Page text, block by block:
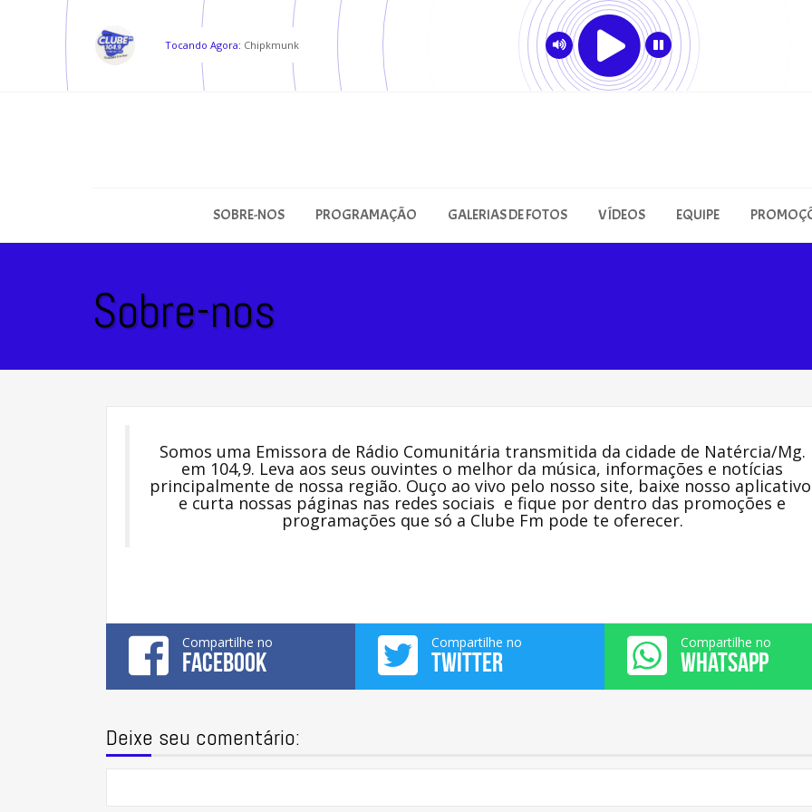
Tocando Agora: Chipkmunk
SOBRE-NOS PROGRAMAÇÃO GALERIAS DE FOTOS VÍDEOS EQUIPE
Sobre-nos
Somos uma Emissora de Rádio Comunitária transmitida da cidade de Natércia/Mg.
em 104,9. Leva aos seus ouvintes o melhor da música, informações e notícias
principalmente de nossa região. Ouço ao vivo pelo nosso site, baixe nosso
e curta nossas páginas nas redes sociais e fique por dentro das promoções e
programações que só a Clube Fm pode te oferecer.
Compartilhe no
FACEBOOK
Compartilhe no
TWITTER
Compartilhe no
WHATSAPP
Deixe seu comentário: